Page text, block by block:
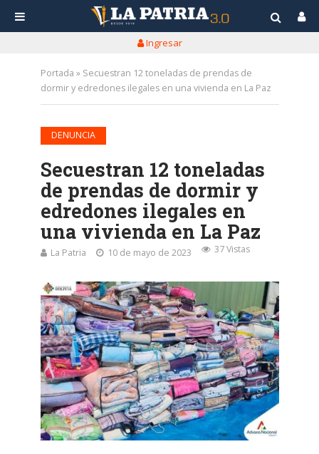
Ingresar
Portada » Secuestran 12 toneladas de prendas de
dormir y edredones ilegales en una vivienda en La Paz
DENUNCIA
Secuestran 12 toneladas
de prendas de dormir y
edredones ilegales en
una vivienda en La Paz
La Patria 10 de mayo de 2023 37 Vistas